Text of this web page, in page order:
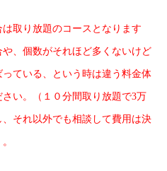
取り放題のコースとなります
や、個数がそれほど多くないけど
ている、という時は違う料金体
い。（ １０ 分間取り放題で3万
それ以外でも相談して費用は決